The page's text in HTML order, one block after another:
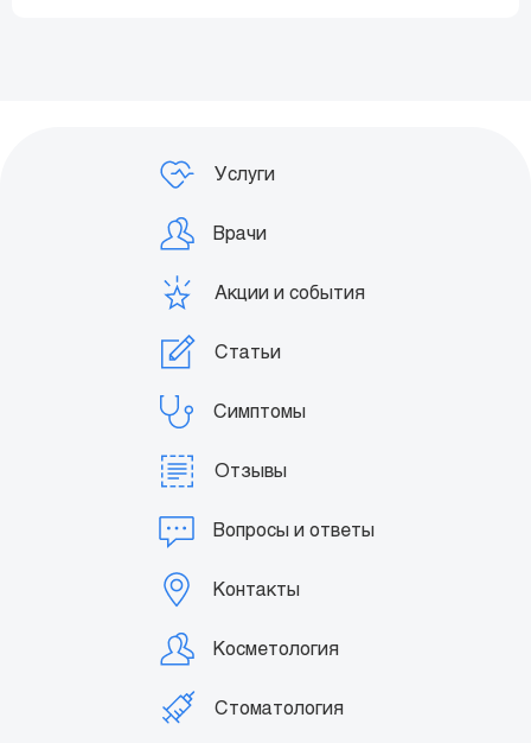
Услуги
Врачи
Акции и события
Статьи
Симптомы
Отзывы
Вопросы и ответы
Контакты
Косметология
Стоматология